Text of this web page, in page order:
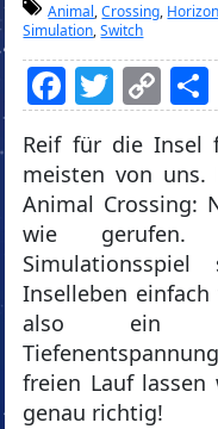
Animal,Crossing,
Simulation,Switch
Facebook
Twitter
Reif für die Insel
meisten von uns.
Animal Crossing:
wie gerufen.
Inselleben
also ein
freien Lauf
genau richtig!